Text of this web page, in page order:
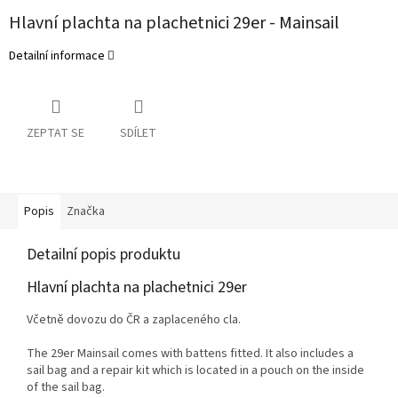
Hlavní plachta na plachetnici 29er - Mainsail
Detailní informace
ZEPTAT SE SDÍLET
Popis Značka
Detailní popis produktu
Hlavní plachta na plachetnici 29er
Včetně dovozu do ČR a zaplaceného cla.
The 29er Mainsail comes with battens fitted. It also includes a
sail bag and a repair kit which is located in a pouch on the inside
of the sail bag.